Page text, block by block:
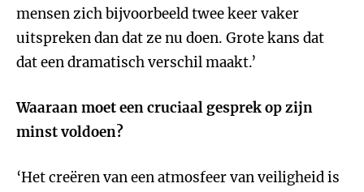
mensen zich bijvoorbeeld twee keer vaker
uitspreken dan dat ze nu doen. Grote kans dat
dat een dramatisch verschil maakt.’
Waaraan moet een cruciaal gesprek op zijn
minst voldoen?
‘Het creëren van een atmosfeer van veiligheid is